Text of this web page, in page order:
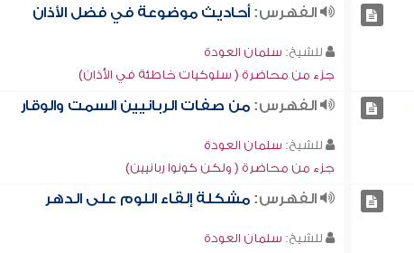
الفهرس: أحاديث موضوعة في فضل الأذان
للشيخ: سلمان العودة
جزء من محاضرة ( سلوكيات خاطئة في الأذان)
الفهرس: من صفات الربانيين السمت والوقار
للشيخ: سلمان العودة
جزء من محاضرة ( ولكن كونوا ربانيين)
الفهرس: مشكلة إلقاء اللوم على الدهر
للشيخ: سلمان العودة